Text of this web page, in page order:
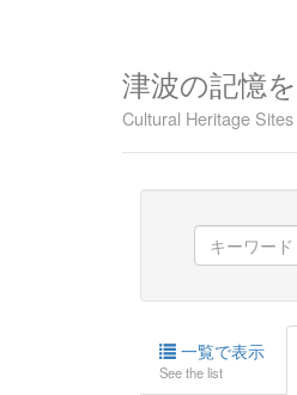
津波の記憶
Cultural Heritage
一覧で表示
See the list